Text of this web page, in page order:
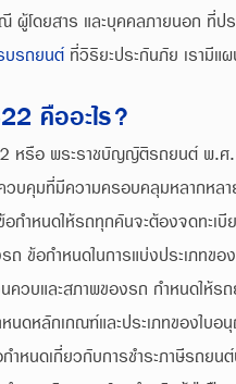
ผู้โดยสาร และบุคคลภายนอก ที่ปร
รถยนต์ ที่วิริยะประกันภัย เรามีแ
คืออะไร?
รือ พระราชบัญญัติรถยนต์ พ.ศ.
วบคุมที่มีความครอบคลุมหลากหลา
กำหนดให้รถทุกคันจะต้องจดทะเ
ถ ข้อกำหนดในการแบ่งประเภท
วบและสภาพของรถ กำหนดให้
นดหลักเกณฑ์และประเภทของใบอ
หนดเกี่ยวกับการชำระภาษีรถยนต์